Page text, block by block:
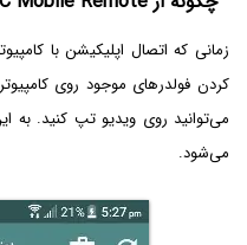
زمانی که اتصال اپلیکیشن با
کردن فولدرهای موجود روی
می‌شود.